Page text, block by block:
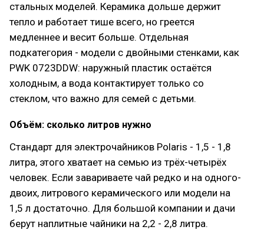
стальных моделей. Керамика дольше держит
тепло и работает тише всего, но греется
медленнее и весит больше. Отдельная
подкатегория - модели с двойными стенками, как
PWK 0723DDW: наружный пластик остаётся
холодным, а вода контактирует только со
стеклом, что важно для семей с детьми.
Объём: сколько литров нужно
Стандарт для электрочайников Polaris - 1,5 - 1,8
литра, этого хватает на семью из трёх-четырёх
человек. Если завариваете чай редко и на одного-
двоих, литрового керамического или модели на
1,5 л достаточно. Для большой компании и дачи
берут наплитные чайники на 2,2 - 2,8 литра.